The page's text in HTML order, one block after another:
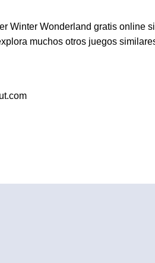
Winter Wonderland gratis online
muchos otros juegos